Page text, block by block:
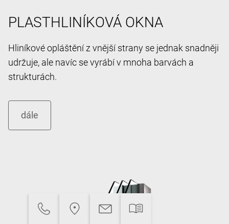
PLASTHLINÍKOVÁ OKNA
Hliníkové opláštění z vnější strany se jednak snadněji
udržuje, ale navíc se vyrábí v mnoha barvách a
strukturách.